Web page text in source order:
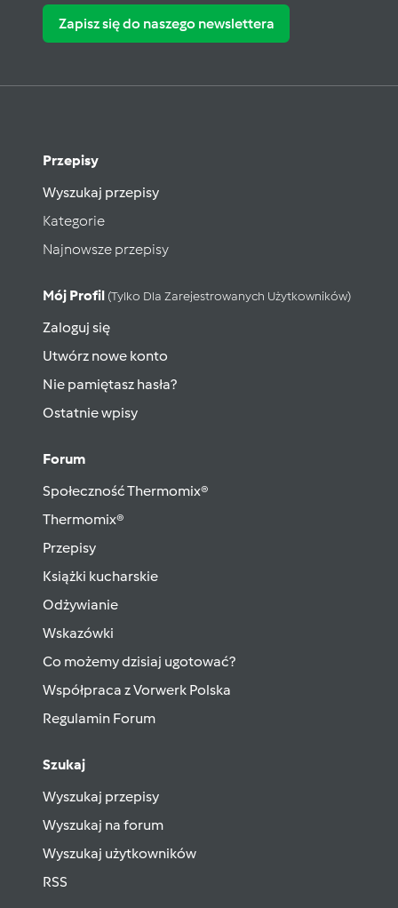
Zapisz się do naszego newslettera
Przepisy
Wyszukaj przepisy
Kategorie
Najnowsze przepisy
Mój Profil (tylko Dla Zarejestrowanych Użytkowników)
Zaloguj się
Utwórz nowe konto
Nie pamiętasz hasła?
Ostatnie wpisy
Forum
Społeczność Thermomix®
Thermomix®
Przepisy
Książki kucharskie
Odżywianie
Wskazówki
Co możemy dzisiaj ugotować?
Współpraca z Vorwerk Polska
Regulamin Forum
Szukaj
Wyszukaj przepisy
Wyszukaj na forum
Wyszukaj użytkowników
RSS